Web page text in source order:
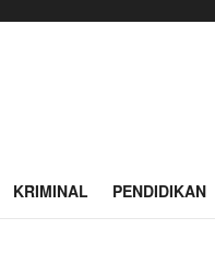
KRIMINAL PENDIDIKAN